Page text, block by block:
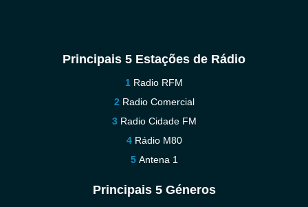
Principais 5 Estações de Rádio
Radio RFM
Radio Comercial
Radio Cidade FM
Rádio M80
Antena 1
Principais 5 Géneros